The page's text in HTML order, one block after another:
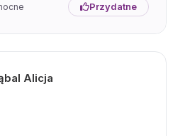
Przydatne
Alicja